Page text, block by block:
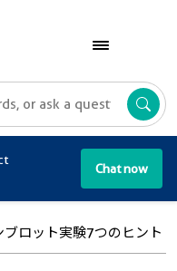
Chat now
ロット実験7つのヒント